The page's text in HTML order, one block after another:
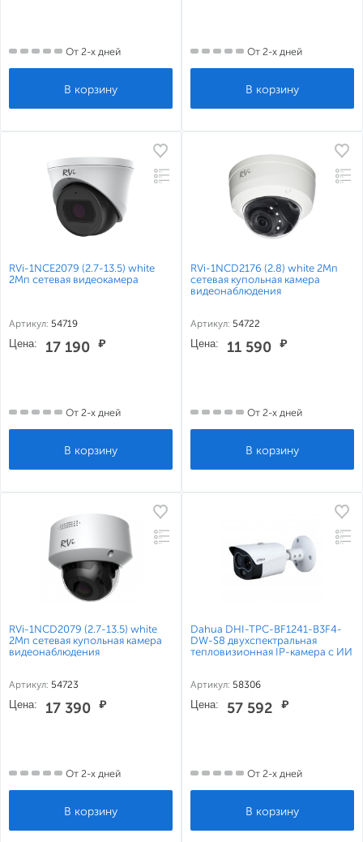
От 2-х дней От 2-х дней
RVi-1NCE2079 (2.7-13.5) white
2Мп сетевая видеокамера
Артикул: 54719
Цена: 17 190 ₽
От 2-х дней
RVi-1NCD2176 (2.8) white 2Мп
сетевая купольная камера
видеонаблюдения
Артикул: 54722
Цена: 11 590 ₽
От 2-х дней
RVi-1NCD2079 (2.7-13.5) white
2Мп сетевая купольная камера
видеонаблюдения
Артикул: 54723
Цена: 17 390 ₽
От 2-х дней
Dahua DHI-TPC-BF1241-B3F4-
DW-S8 двухспектральная
тепловизионная IP-камера с ИИ
Артикул: 58306
Цена: 57 592 ₽
От 2-х дней